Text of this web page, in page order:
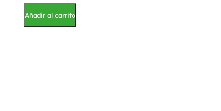
Añadir al carrito